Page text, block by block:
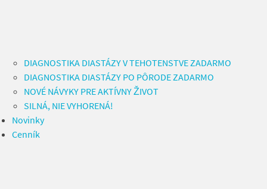
DIAGNOSTIKA DIASTÁZY V TEHOTENSTVE ZADARMO
DIAGNOSTIKA DIASTÁZY PO PÔRODE ZADARMO
NOVÉ NÁVYKY PRE AKTÍVNY ŽIVOT
SILNÁ, NIE VYHORENÁ!
Novinky
Cenník